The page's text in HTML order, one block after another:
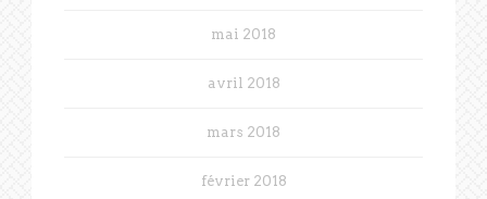
mai 2018
avril 2018
mars 2018
février 2018